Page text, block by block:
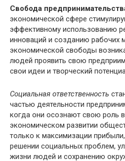
Свобода
экономической сфере
эффективному использованию
инноваций и созданию рабочих
экономической свободы
людей проявить свою
свои идеи и творческий
Социальная ответственность
частью деятельности
когда они осознают свою роль
экономическом развитии
только к максимизации
решении социальных проблем,
жизни людей и сохранению